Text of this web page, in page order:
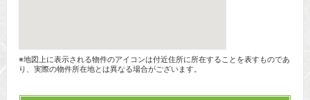
※地図上に表示される物件のアイコンは付近住所に所在することを表すものであ
り、実際の物件所在地とは異なる場合がございます。